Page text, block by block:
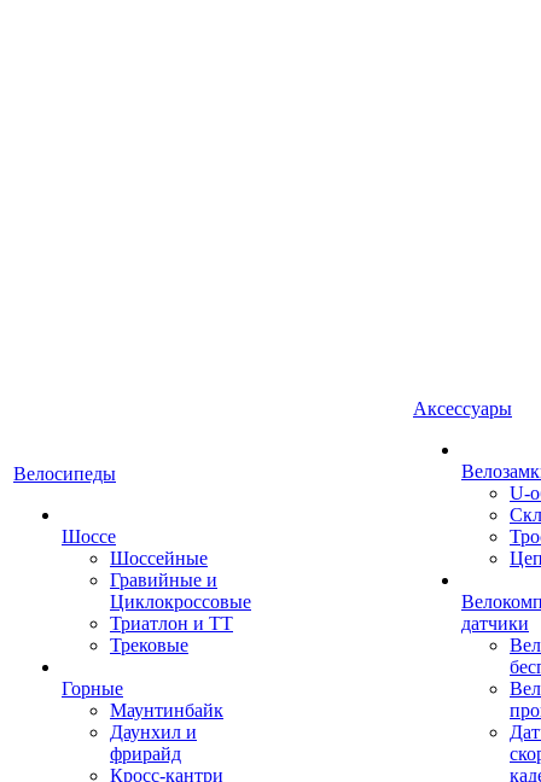
Велосипеды
Шоссе
Шоссейные
Гравийные и
Циклокроссовые
Триатлон и ТТ
Трековые
Горные
Маунтинбайк
Даунхил и
фрирайд
Кросс-кантри
Аксессуары
U-
датчики